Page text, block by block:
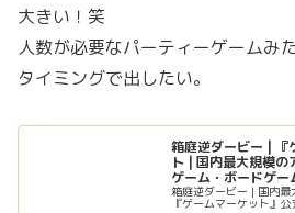
大きい！笑
人数が必要なパーティーゲームみ
タイミングで出したい。
箱庭逆ダービー | 『
ト | 国内最大規模の
ゲーム・ボードゲー
箱庭逆ダービー | 国内最
『ゲームマーケット』公